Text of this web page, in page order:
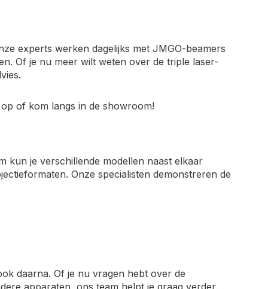
experts werken dagelijks met JMGO-beamers
Of je nu meer wilt weten over de triple laser-
of kom langs in de showroom!
kun je verschillende modellen naast elkaar
Onze specialisten demonstreren de
daarna. Of je nu vragen hebt over de
apparaten, ons team helpt je graag verder.